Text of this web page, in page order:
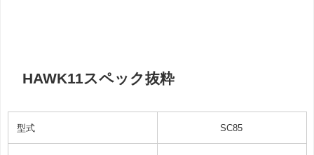
HAWK11スペック抜粋
型式 SC85